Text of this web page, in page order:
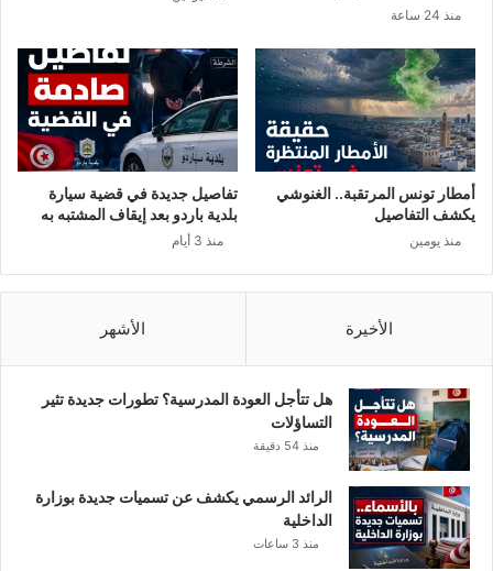
منذ 24 ساعة
أمطار تونس المرتقبة.. الغنوشي
يكشف التفاصيل
منذ يومين
تفاصيل جديدة في قضية سيارة
بلدية باردو بعد إيقاف المشتبه به
منذ 3 أيام
الأخيرة الأشهر
هل تتأجل العودة المدرسية؟ تطورات جديدة تثير
التساؤلات
منذ 54 دقيقة
الرائد الرسمي يكشف عن تسميات جديدة بوزارة
الداخلية
منذ 3 ساعات